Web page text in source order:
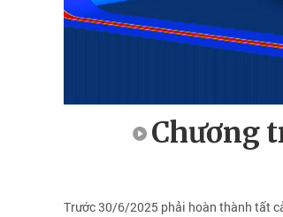
Chương
Trước 30/6/2025 phải hoàn thành tất